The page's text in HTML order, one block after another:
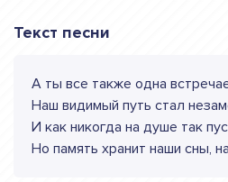
Текст песни
А ты все также одна
Наш видимый путь стал
И как никогда на душе так
Но память хранит наши сны,